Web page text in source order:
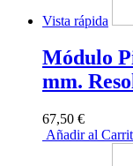
Vista rápida
Módulo
mm.
67,50 €
Añadir al